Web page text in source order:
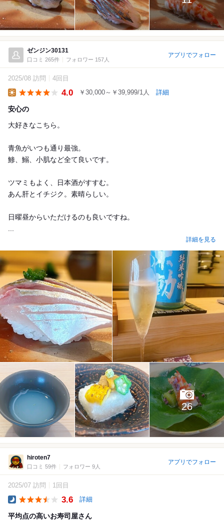
ゼンジン30131
口コミ 265件 フォロワー 157人
アプリでフォロー
2025/08 訪問 4回目
4.0 ￥30,000～￥39,999/1人 詳細
安心の
大好きなこちら。
青魚がいつも通り最強。
鯵、鰯、小肌など全て良いです。
ツマミもよく、日本酒がすすむ。
あん肝とイチジク。素晴らしい。
日曜昼からいただけるのも良いですね。
詳細を見る
26
hiroten7
口コミ 59件 フォロワー 9人
アプリでフォロー
2025/07 訪問 1回目
3.6 詳細
平均点の高いお寿司屋さん